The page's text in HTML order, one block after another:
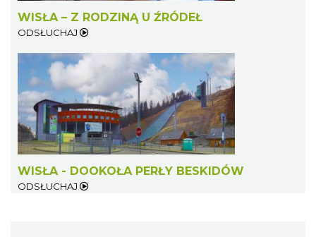
WISŁA – Z RODZINĄ U ŹRÓDEŁ
ODSŁUCHAJ
WISŁA - DOOKOŁA PERŁY BESKIDÓW
ODSŁUCHAJ